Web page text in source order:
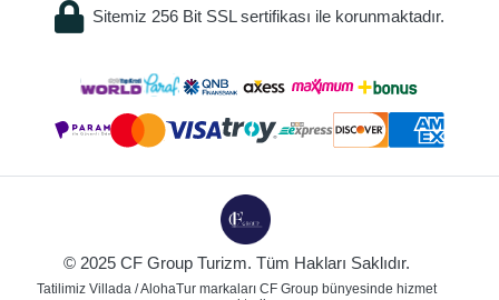
Sitemiz 256 Bit SSL sertifikası ile korunmaktadır.
© 2025 CF Group Turizm. Tüm Hakları Saklıdır.
Tatilimiz Villada / AlohaTur markaları CF Group bünyesinde hizmet